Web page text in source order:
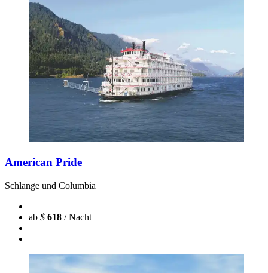
American Pride
Schlange und Columbia
ab $ 618 / Nacht